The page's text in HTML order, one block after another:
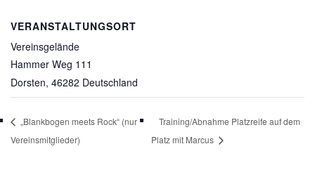
VERANSTALTUNGSORT
Vereinsgelände
Hammer Weg 111
Dorsten, 46282 Deutschland
„Blankbogen meets Rock“ (nur
Vereinsmitglieder)
Training/Abnahme Platzreife auf dem
Platz mit Marcus